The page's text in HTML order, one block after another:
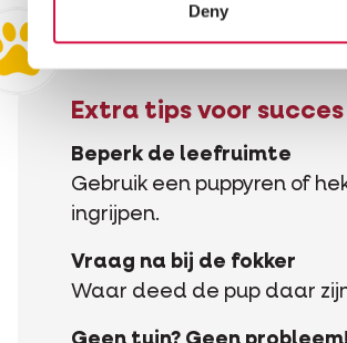
Deny
Extra tips voor succes
Beperk de leefruimte
Gebruik een puppyren of
ingrijpen.
Vraag na bij de fokker
Waar deed de pup daar